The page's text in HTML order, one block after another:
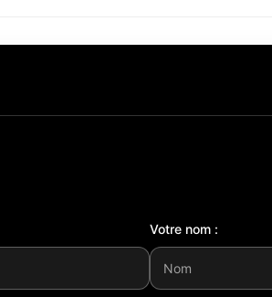
Votre nom :